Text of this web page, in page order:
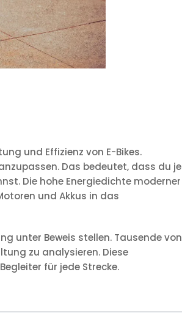
und Effizienz von E-Bikes.
Das bedeutet, dass du je
Die hohe Energiedichte moderner
und Akkus in das
unter Beweis stellen. Tausende von
zu analysieren. Diese
für jede Strecke.